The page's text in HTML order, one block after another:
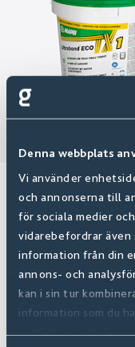
Denna webbplats
Vi använder
och annonserna till
för sociala medier
vidarebefordrar även
information från din
annons- och
kan i sin tur
information som du
samlat in när du har
Mjuka golv i form
matta i valfria mått
kvalitéer och stilar
värmer ditt golv i
sortiment av